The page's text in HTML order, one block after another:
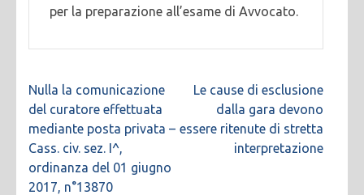
per la preparazione all’esame di Avvocato.
Navigazione
articoli
Nulla la comunicazione
del curatore effettuata
mediante posta privata –
Cass. civ. sez. I^,
ordinanza del 01 giugno
2017, n°13870
Le cause di esclusione
dalla gara devono
essere ritenute di stretta
interpretazione